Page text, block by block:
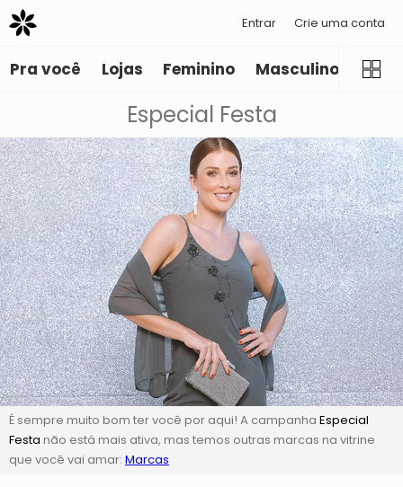
Entrar Crie uma conta
Pra você Lojas Feminino Masculino
Especial Festa
É sempre muito bom ter você por aqui! A campanha Especial
Festa não está mais ativa, mas temos outras marcas na vitrine
que você vai amar: Marcas